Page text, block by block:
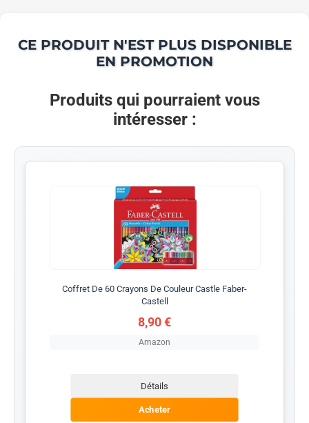
CE PRODUIT N'EST PLUS DISPONIBLE
EN PROMOTION
Produits qui pourraient vous
intéresser :
Coffret De 60 Crayons De Couleur Castle Faber-
Castell
8,90 €
Amazon
Détails
Acheter